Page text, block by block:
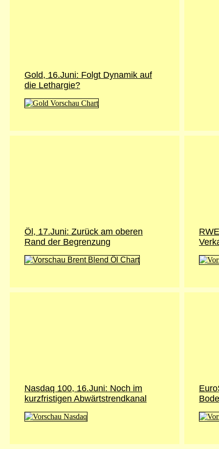
Gold, 16.Juni: Folgt Dynamik auf
die Lethargie?
Öl, 17.Juni: Zurück am oberen
Rand der Begrenzung
Nasdaq 100, 16.Juni: Noch im
kurzfristigen Abwärtstrendkanal